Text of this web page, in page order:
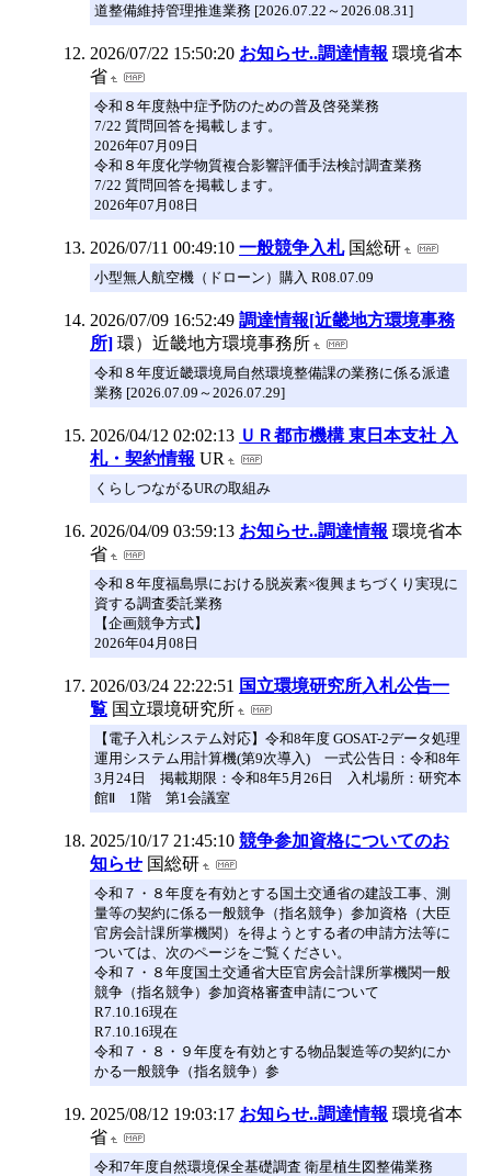
道整備維持管理推進業務 [2026.07.22～2026.08.31]
2026/07/22 15:50:20 お知らせ..調達情報 環境省本
省
令和８年度熱中症予防のための普及啓発業務
7/22 質問回答を掲載します。
2026年07月09日
令和８年度化学物質複合影響評価手法検討調査業務
7/22 質問回答を掲載します。
2026年07月08日
2026/07/11 00:49:10 一般競争入札 国総研
小型無人航空機（ドローン）購入 R08.07.09
2026/07/09 16:52:49 調達情報[近畿地方環境事務
所] 環）近畿地方環境事務所
令和８年度近畿環境局自然環境整備課の業務に係る派遣
業務 [2026.07.09～2026.07.29]
2026/04/12 02:02:13 ＵＲ都市機構 東日本支社 入
札・契約情報 UR
くらしつながるURの取組み
2026/04/09 03:59:13 お知らせ..調達情報 環境省本
省
令和８年度福島県における脱炭素×復興まちづくり実現に
資する調査委託業務
【企画競争方式】
2026年04月08日
2026/03/24 22:22:51 国立環境研究所入札公告一
覧 国立環境研究所
【電子入札システム対応】令和8年度 GOSAT-2データ処理
運用システム用計算機(第9次導入) 一式公告日：令和8年
3月24日 掲載期限：令和8年5月26日 入札場所：研究本
館Ⅱ 1階 第1会議室
2025/10/17 21:45:10 競争参加資格についてのお
知らせ 国総研
令和７・８年度を有効とする国土交通省の建設工事、測
量等の契約に係る一般競争（指名競争）参加資格（大臣
官房会計課所掌機関）を得ようとする者の申請方法等に
ついては、次のページをご覧ください。
令和７・８年度国土交通省大臣官房会計課所掌機関一般
競争（指名競争）参加資格審査申請について
R7.10.16現在
R7.10.16現在
令和７・８・９年度を有効とする物品製造等の契約にか
かる一般競争（指名競争）参
2025/08/12 19:03:17 お知らせ..調達情報 環境省本
省
令和7年度自然環境保全基礎調査 衛星植生図整備業務